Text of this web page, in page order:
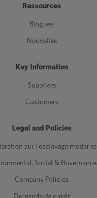
Ressources
Blogues
Nouvelles
Key Information
Suppliers
Customers
Legal and Policies
sur l'esclavage moderne
Social & Governance
Company Policies
Demande de crédit